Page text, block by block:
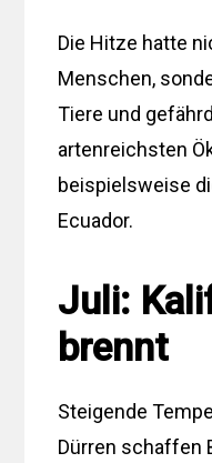
Die Hitze hatte
Menschen,
Tiere und
artenreichsten
beispielsweise
Ecuador.
Juli:
brennt
Steigende
Dürren schaffen